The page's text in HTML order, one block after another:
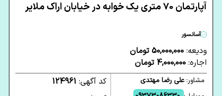
آپارتمان 70 متری یک خوابه در خیابان اراک ملایر
آسانسور
ودیعه: 50,000,000 تومان
اجاره: 4,000,000 تومان
مشاور:علی رضا مهتدی
کد آگهی: 124961